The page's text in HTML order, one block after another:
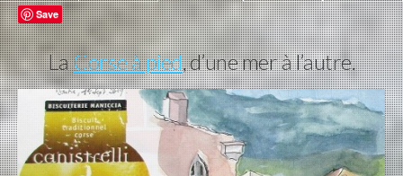
Save
LaCorse à pied, d’une mer à l’autre.